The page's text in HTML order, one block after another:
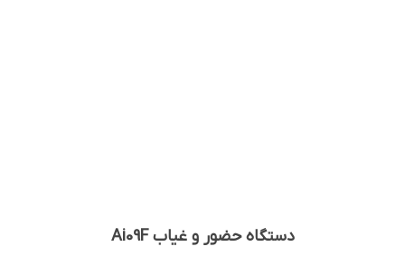
دستگاه حضور و غیاب Ai09F